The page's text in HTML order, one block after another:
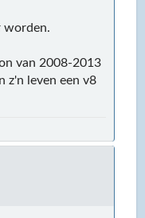
worden.
van 2008-2013
z'n leven een v8